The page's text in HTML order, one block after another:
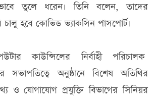
তুলে ধরেন। তিনি বলেন, তাদের
চালু হবে কোভিড ভ্যাকসিন পাসপোর্ট।
কাউন্সিলের নির্বাহী পরিচালক
সভাপতিত্বে অনুষ্ঠানে বিশেষ অতিথির
ও যোগাযোগ প্রযুক্তি বিভাগের সিনিয়র